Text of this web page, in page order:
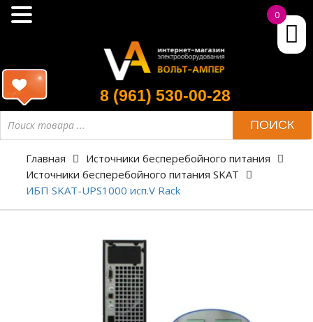
8 (961) 530-00-28
ПОИСК
Главная
Источники бесперебойного питания
Источники бесперебойного питания SKAT
ИБП SKAT-UPS1000 исп.V Rack
0